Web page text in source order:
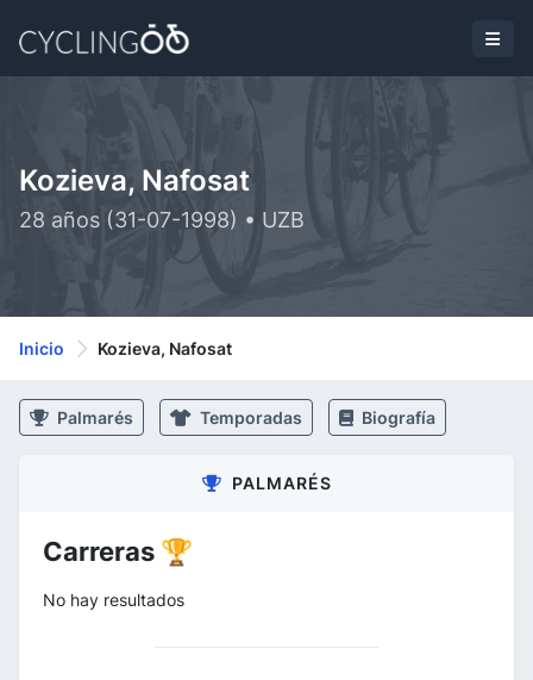
Kozieva, Nafosat
28 años (31-07-1998) • UZB
Inicio Kozieva, Nafosat
Palmarés Temporadas Biografía
PALMARÉS
Carreras 🏆
No hay resultados